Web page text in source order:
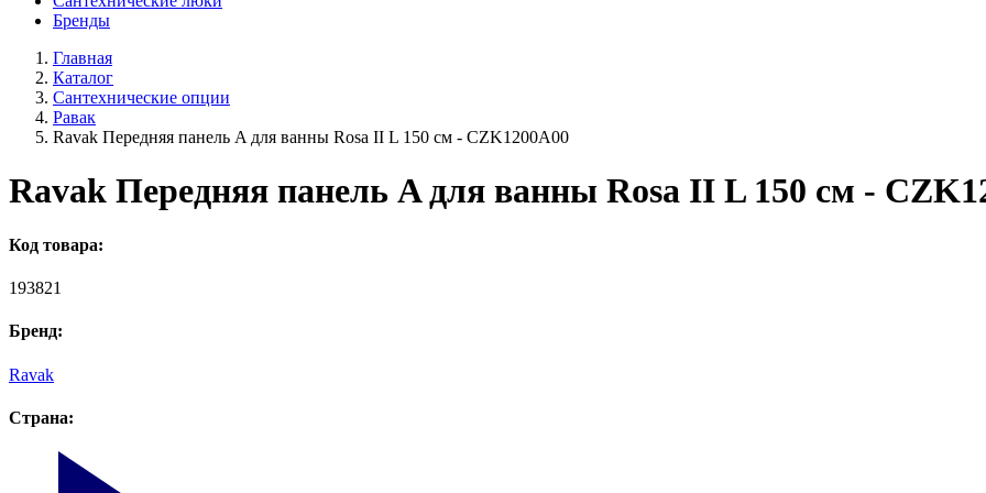
Бренды
Главная
Каталог
Сантехнические опции
Равак
Ravak Передняя панель A для ванны Rosa II L 150 см - CZK1200A00
Ravak Передняя панель A для ванны Rosa II L 150 см -
Код товара:
193821
Бренд:
Ravak
Страна: